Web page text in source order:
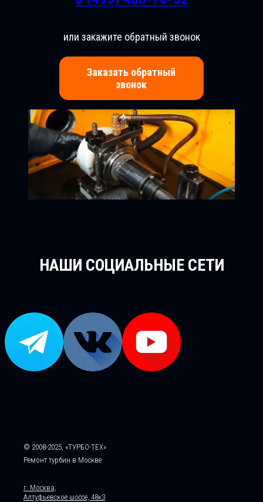
или закажите обратный звонок
Заказать обратный
звонок
НАШИ СОЦИАЛЬНЫЕ СЕТИ
© 2008-2025, «ТУРБО-ТЕХ»
Ремонт турбин в Москве
г. Москва,
Алтуфьевское шоссе, 48к3